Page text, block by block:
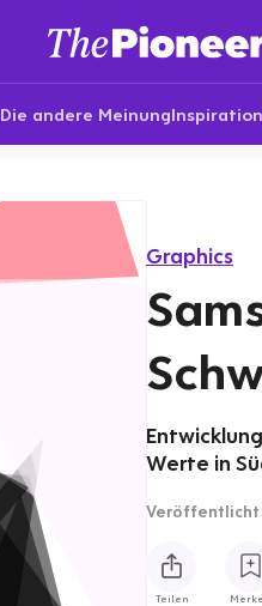
Die andere Meinung
Graphics
Werte in
Veröffentlicht
Teilen